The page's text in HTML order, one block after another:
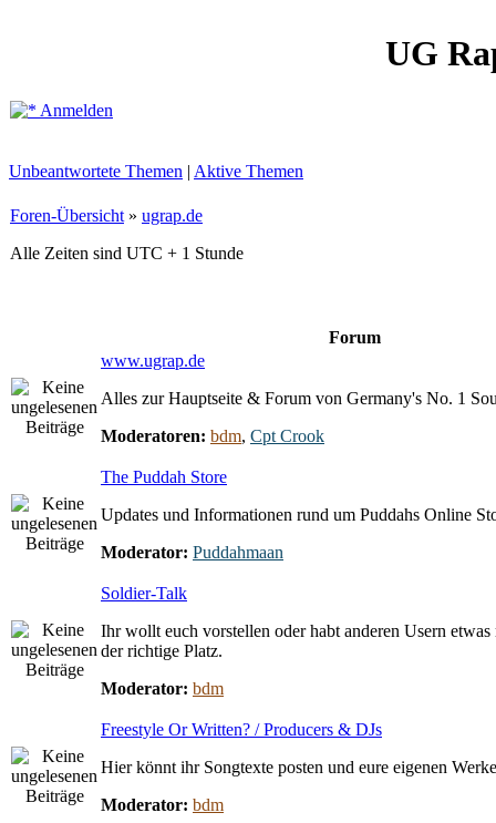
UG
Anmelden
Unbeantwortete Themen | Aktive Themen
Foren-Übersicht » ugrap.de
Alle Zeiten sind UTC + 1 Stunde
Forum
www.ugrap.de
Alles zur Hauptseite & Forum von Germany's No. 1
Moderatoren: bdm, Cpt Crook
The Puddah Store
Updates und Informationen rund um Puddahs Online
Moderator: Puddahmaan
Soldier-Talk
Ihr wollt euch vorstellen oder habt anderen Usern
der richtige Platz.
Moderator: bdm
Freestyle Or Written? / Producers & DJs
Hier könnt ihr Songtexte posten und eure eigenen
Moderator: bdm